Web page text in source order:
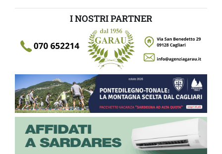
I NOSTRI PARTNER